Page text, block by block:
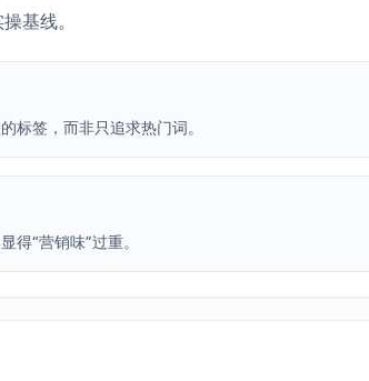
基线。
标签，而非只追求热门词。
得“营销味”过重。